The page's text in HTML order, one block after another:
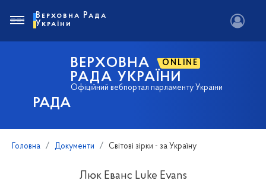
РАДА
ВЕРХОВНА ONLINE
РАДА УКРАЇНИ
Офіційний вебпортал парламенту України
Верховна Рада
України
Головна Документи Світові зірки - за Україну
Люк Еванс Luke Evans